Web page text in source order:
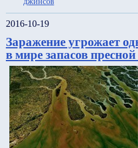
2016-10-19
Заражение угрожает
в мире запасов